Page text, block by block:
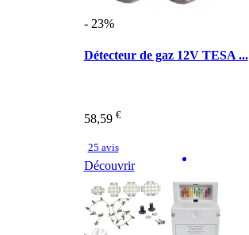
- 23%
Détecteur de gaz 12V TESA ...
58,59 €
25 avis
Découvrir